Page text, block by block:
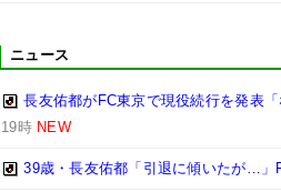
ニュース
長友佑都がFC東京で現役続行を発表
19時 NEW
39歳・長友佑都「引退に傾いたが…」